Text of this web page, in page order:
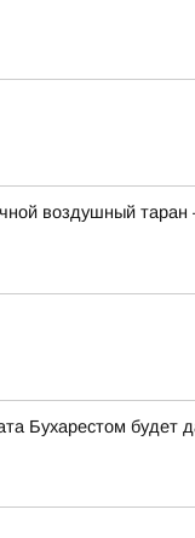
воздушный
Бухарестом